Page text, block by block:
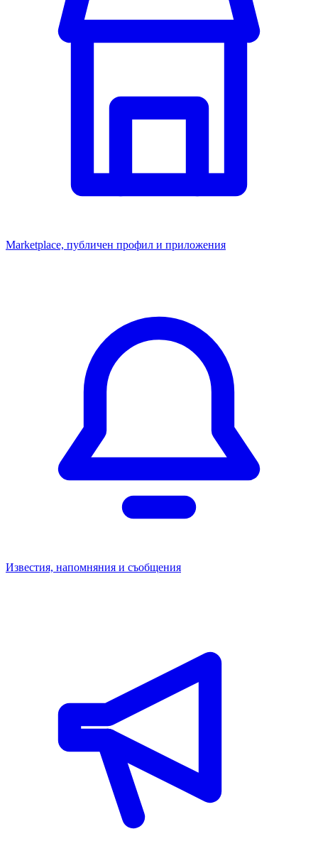
Marketplace, публичен профил и приложения
Известия, напомняния и съобщения